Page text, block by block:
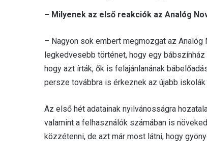
– Milyenek az első reakciók az Analóg
– Nagyon sok embert megmozgat az
legkedvesebb történet, hogy egy
hogy azt írták, ők is felajánlanának
persze továbbra is érkeznek az újabb
Az első hét adatainak nyilvánosságra
valamint a felhasználók számában is
közzétenni, de azt már most látni, hogy